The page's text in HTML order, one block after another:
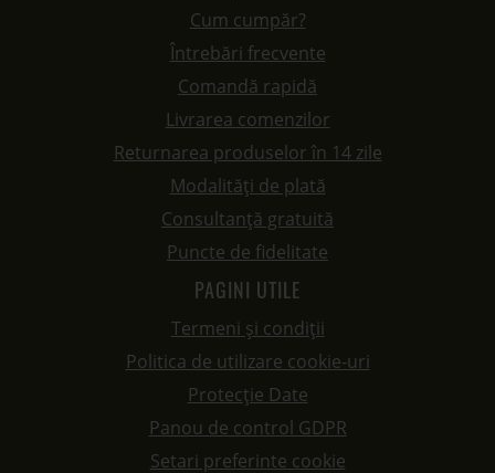
Cum cumpăr?
Întrebări frecvente
Comandă rapidă
Livrarea comenzilor
Returnarea produselor în 14 zile
Modalități de plată
Consultanță gratuită
Puncte de fidelitate
PAGINI UTILE
Termeni și condiții
Politica de utilizare cookie-uri
Protecție Date
Panou de control GDPR
Setari preferinte cookie